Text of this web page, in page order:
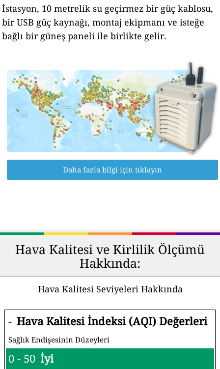
İstasyon, 10 metrelik su geçirmez bir güç kablosu,
bir USB güç kaynağı, montaj ekipmanı ve isteğe
bağlı bir güneş paneli ile birlikte gelir.
Daha fazla bilgi için tıklayın
Hava Kalitesi ve Kirlilik Ölçümü
Hakkında:
Hava Kalitesi Seviyeleri Hakkında
- Hava Kalitesi İndeksi (AQI) Değerleri
Sağlık Endişesinin Düzeyleri
0 - 50 İyi